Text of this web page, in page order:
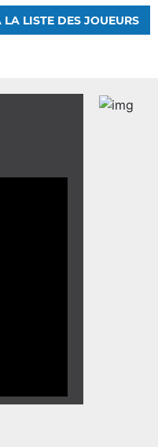
LA LISTE DES JOUEURS